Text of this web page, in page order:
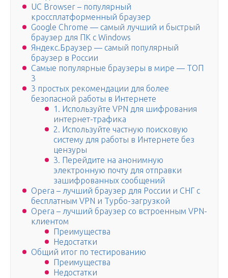
UC Browser – популярный
кроссплатформенный браузер
Google Chrome — самый лучший и быстрый
браузер для ПК с Windows
Яндекс.Браузер — самый популярный
браузер в России
Cамые популярные браузеры в мире — ТОП
3
3 простых рекомендации для более
безопасной работы в Интернете
1. Используйте VPN для шифрования
интернет-трафика
2. Используйте частную поисковую
систему для работы в Интернете без
цензуры
3. Перейдите на анонимную
электронную почту для отправки
зашифрованных сообщений
Opera – лучший браузер для России и СНГ с
бесплатным VPN и Турбо-загрузкой
Opera – лучший браузер со встроенным VPN-
клиентом
Преимущества
Недостатки
Общий итог по тестированию
Преимущества
Недостатки